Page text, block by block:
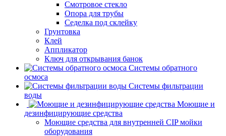
Смотровое стекло
Опора для трубы
Седелка под склейку
Грунтовка
Клей
Аппликатор
Ключ для открывания банок
Системы обратного
осмоса
Системы фильтрации
воды
Моющие и
дезинфицирующие средства
Моющие средства для внутренней CIP мойки
оборудования